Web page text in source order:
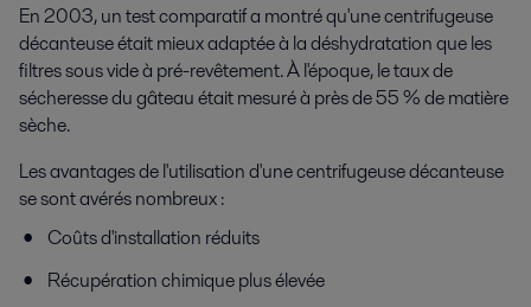
En 2003, un test comparatif a montré qu'une centrifugeuse
décanteuse était mieux adaptée à la déshydratation que les
filtres sous vide à pré-revêtement. À l'époque, le taux de
sécheresse du gâteau était mesuré à près de 55 % de matière
sèche.
Les avantages de l'utilisation d'une centrifugeuse décanteuse
se sont avérés nombreux :
Coûts d'installation réduits
Récupération chimique plus élevée